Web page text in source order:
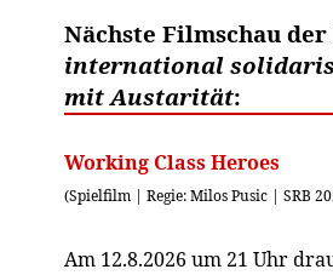
Nächste Filmschau der
international
mit Austarität:
Working Class Heroes
(Spielfilm | Regie: Milos Pusic | SRB
Am 12.8.2026 um 21 Uhr